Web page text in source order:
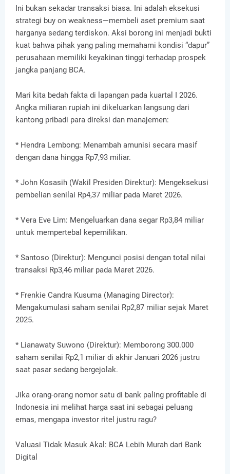
Ini bukan sekadar transaksi biasa. Ini adalah eksekusi
strategi buy on weakness—membeli aset premium saat
harganya sedang terdiskon. Aksi borong ini menjadi bukti
kuat bahwa pihak yang paling memahami kondisi “dapur”
perusahaan memiliki keyakinan tinggi terhadap prospek
jangka panjang BCA.
Mari kita bedah fakta di lapangan pada kuartal I 2026.
Angka miliaran rupiah ini dikeluarkan langsung dari
kantong pribadi para direksi dan manajemen:
* Hendra Lembong: Menambah amunisi secara masif
dengan dana hingga Rp7,93 miliar.
* John Kosasih (Wakil Presiden Direktur): Mengeksekusi
pembelian senilai Rp4,37 miliar pada Maret 2026.
* Vera Eve Lim: Mengeluarkan dana segar Rp3,84 miliar
untuk mempertebal kepemilikan.
* Santoso (Direktur): Mengunci posisi dengan total nilai
transaksi Rp3,46 miliar pada Maret 2026.
* Frenkie Candra Kusuma (Managing Director):
Mengakumulasi saham senilai Rp2,87 miliar sejak Maret
2025.
* Lianawaty Suwono (Direktur): Memborong 300.000
saham senilai Rp2,1 miliar di akhir Januari 2026 justru
saat pasar sedang bergejolak.
Jika orang-orang nomor satu di bank paling profitable di
Indonesia ini melihat harga saat ini sebagai peluang
emas, mengapa investor ritel justru ragu?
Valuasi Tidak Masuk Akal: BCA Lebih Murah dari Bank
Digital